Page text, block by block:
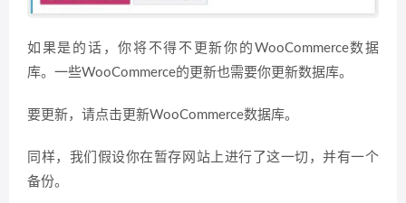
如果是的话，你将不得不更新你的WooCommerce数据
库。一些WooCommerce的更新也需要你更新数据库。
要更新，请点击更新WooCommerce数据库。
同样，我们假设你在暂存网站上进行了这一切，并有一个
备份。